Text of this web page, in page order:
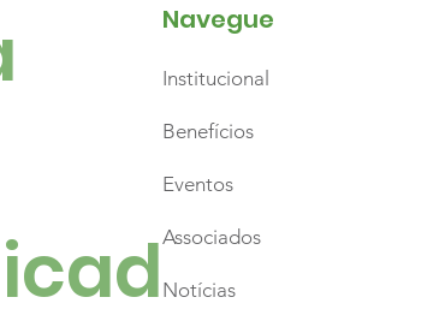
e
do
Navegue
Institucional
Benefícios
Eventos
Associados
Notícias